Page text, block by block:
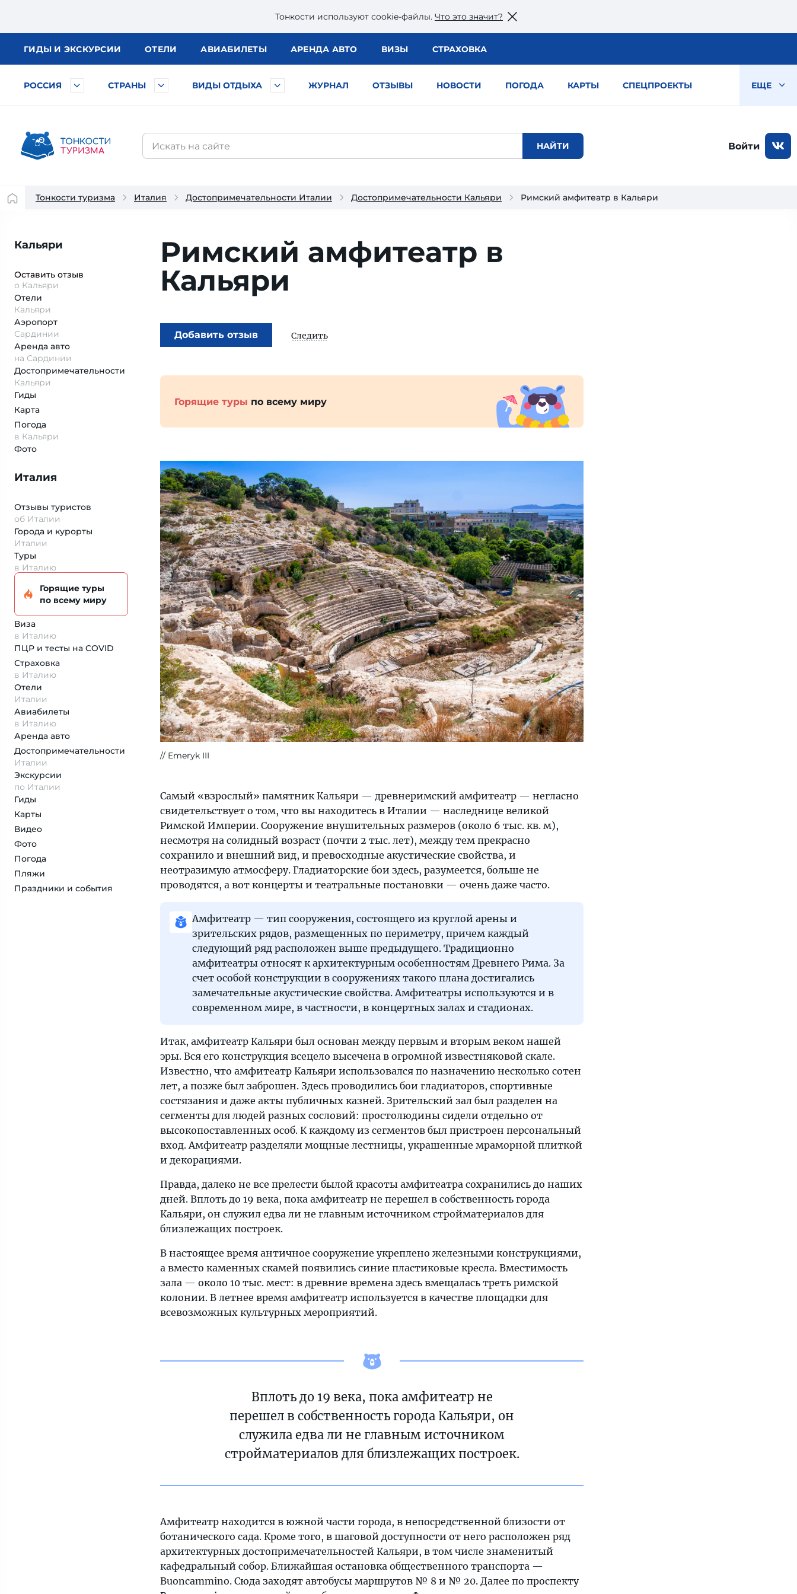
Тонкости используют сookie-файлы. Что это значит?
ГИДЫ И ЭКСКУРСИИ ОТЕЛИ АВИАБИЛЕТЫ АРЕНДА АВТО ВИЗЫ СТРАХОВКА
РОССИЯ СТРАНЫ ВИДЫ ОТДЫХА ЖУРНАЛ ОТЗЫВЫ НОВОСТИ ПОГОДА КАРТЫ СПЕЦПРОЕКТЫ ЕЩЕ
Войти
Тонкости туризма Италия Достопримечательности Италии Достопримечательности Кальяри Римский амфитеатр в Кальяри
Кальяри
Оставить отзыв
о Кальяри
Отели
Кальяри
Аэропорт
Сардинии
Аренда авто
на Сардинии
Достопримеча­тельности
Кальяри
Гиды
Карта
Погода
в Кальяри
Фото
Италия
Отзывы туристов
об Италии
Города и курорты
Италии
Туры
в Италию
Горящие туры
по всему миру
Виза
в Италию
ПЦР и тесты на COVID
Страховка
в Италию
Отели
Италии
Авиабилеты
в Италию
Аренда авто
Достопримеча­тельности
Италии
Экскурсии
по Италии
Гиды
Карты
Видео
Фото
Погода
Пляжи
Праздники и события
Римский амфитеатр в
Кальяри
Добавить отзыв Следить
Горящие туры по всему миру
Emeryk III
Самый «взрослый» памятник Кальяри — древнеримский амфитеатр — негласно
свидетельствует о том, что вы находитесь в Италии — наследнице великой
Римской Империи. Сооружение внушительных размеров (около 6 тыс. кв. м),
несмотря на солидный возраст (почти 2 тыс. лет), между тем прекрасно
сохранило и внешний вид, и превосходные акустические свойства, и
неотразимую атмосферу. Гладиаторские бои здесь, разумеется, больше не
проводятся, а вот концерты и театральные постановки — очень даже часто.
Амфитеатр — тип сооружения, состоящего из круглой арены и
зрительских рядов, размещенных по периметру, причем каждый
следующий ряд расположен выше предыдущего. Традиционно
амфитеатры относят к архитектурным особенностям Древнего Рима. За
счет особой конструкции в сооружениях такого плана достигались
замечательные акустические свойства. Амфитеатры используются и в
современном мире, в частности, в концертных залах и стадионах.
Итак, амфитеатр Кальяри был основан между первым и вторым веком нашей
эры. Вся его конструкция всецело высечена в огромной известняковой скале.
Известно, что амфитеатр Кальяри использовался по назначению несколько сотен
лет, а позже был заброшен. Здесь проводились бои гладиаторов, спортивные
состязания и даже акты публичных казней. Зрительский зал был разделен на
сегменты для людей разных сословий: простолюдины сидели отдельно от
высокопоставленных особ. К каждому из сегментов был пристроен персональный
вход. Амфитеатр разделяли мощные лестницы, украшенные мраморной плиткой
и декорациями.
Правда, далеко не все прелести былой красоты амфитеатра сохранились до наших
дней. Вплоть до 19 века, пока амфитеатр не перешел в собственность города
Кальяри, он служил едва ли не главным источником стройматериалов для
близлежащих построек.
В настоящее время античное сооружение укреплено железными конструкциями,
а вместо каменных скамей появились синие пластиковые кресла. Вместимость
зала — около 10 тыс. мест: в древние времена здесь вмещалась треть римской
колонии. В летнее время амфитеатр используется в качестве площадки для
всевозможных культурных мероприятий.
Вплоть до 19 века, пока амфитеатр не
перешел в собственность города Кальяри, он
служила едва ли не главным источником
стройматериалов для близлежащих построек.
Амфитеатр находится в южной части города, в непосредственной близости от
ботанического сада. Кроме того, в шаговой доступности от него расположен ряд
архитектурных достопримечательностей Кальяри, в том числе знаменитый
кафедральный собор. Ближайшая остановка общественного транспорта —
Buoncammino. Сюда заходят автобусы маршрутов № 8 и № 20. Далее по проспекту